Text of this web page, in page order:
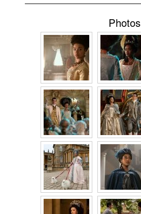
Photos